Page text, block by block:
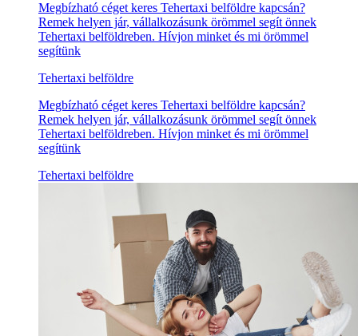
Megbízható céget keres Tehertaxi belföldre kapcsán?
Remek helyen jár, vállalkozásunk örömmel segít önnek
Tehertaxi belföldreben. Hívjon minket és mi örömmel
segítünk
Tehertaxi belföldre
Megbízható céget keres Tehertaxi belföldre kapcsán?
Remek helyen jár, vállalkozásunk örömmel segít önnek
Tehertaxi belföldreben. Hívjon minket és mi örömmel
segítünk
Tehertaxi belföldre